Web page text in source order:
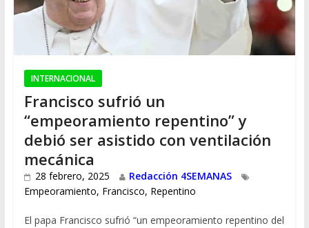
INTERNACIONAL
Francisco sufrió un
“empeoramiento repentino” y
debió ser asistido con ventilación
mecánica
28 febrero, 2025
Redacción 4SEMANAS
Empeoramiento, Francisco, Repentino
El papa Francisco sufrió “un empeoramiento repentino del